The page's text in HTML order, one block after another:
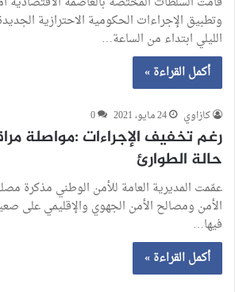
وتطبيق الإجراءات الحكومية الاحترازية
الليلي ابتداء من الساعة…
أكمل القراءة »
كازاوي 24 مايو، 2021 0
رغم تخفيف الإجراءات :مواصلة
حالة الطوارئ
عمّمت المديرية العامة للأمن الوطني مذكرة
الأمن ومصالح الأمن الجهوي والإقليمي على
فيها…
أكمل القراءة »